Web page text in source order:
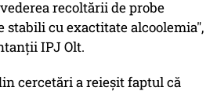
recoltării de probe
stabili cu exactitate alcoolemia",
IPJ Olt.
cercetări a reieșit faptul că